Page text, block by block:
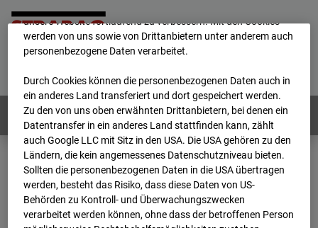
Home E-Mail Impressum
Deutsch / English
Webcams: Alle Länder
Home
Deutschland
BC-145 - BV Wohnquartett Heddesheim
Archiv
2024 01 16 12:33
unsere Website fortlaufend zu verbessern. Mit den Cookies
werden von uns sowie von Drittanbietern unter anderem auch
personenbezogene Daten verarbeitet.
Durch Cookies können die personenbezogenen Daten auch in
ein anderes Land transferiert und dort gespeichert werden.
Zu den von uns oben erwähnten Drittanbietern, bei denen ein
Datentransfer in ein anderes Land stattfinden kann, zählt
auch Google LLC mit Sitz in den USA. Die USA gehören zu den
Ländern, die kein angemessenes Datenschutzniveau bieten.
Sollten die personenbezogenen Daten in die USA übertragen
werden, besteht das Risiko, dass diese Daten von US-
Behörden zu Kontroll- und Überwachungszwecken
verarbeitet werden können, ohne dass der betroffenen Person